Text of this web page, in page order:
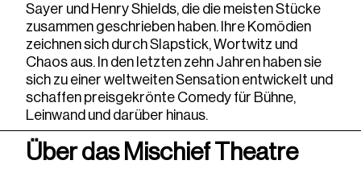
Sayer und Henry Shields, die die meisten Stücke
zusammen geschrieben haben. Ihre Komödien
zeichnen sich durch Slapstick, Wortwitz und
Chaos aus. In den letzten zehn Jahren haben sie
sich zu einer weltweiten Sensation entwickelt und
schaffen preisgekrönte Comedy für Bühne,
Leinwand und darüber hinaus.
Über das Mischief Theatre